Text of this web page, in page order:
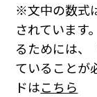
※文中の数式
されています
るためには、
ていることが
ドはこちら